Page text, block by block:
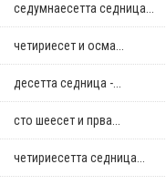
седумнаесетта седница...
четириесет и осма...
десетта седница -...
сто шеесет и прва...
четириесетта седница...